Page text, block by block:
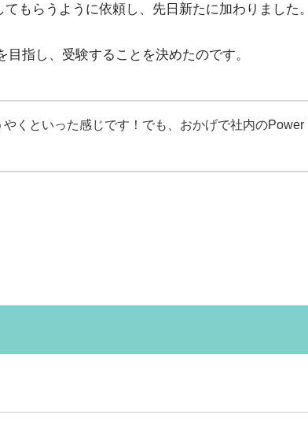
もらうように依頼し、先日新たに加わりました。
指し、受験することを決めたのです。
くといった感じです！でも、おかげで社内のPower